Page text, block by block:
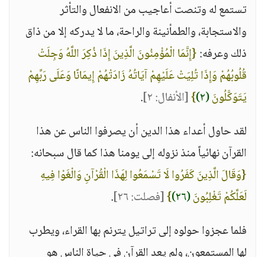
تستمع له وتنصت أعاجيب من الانفعال والتأثر
والاستجابة، والطمأنينة والراحة، ما لا يدركه إلا من ذاق
ذلك وعرفه:{إِنَّمَا الْمُؤْمِنُونَ الَّذِينَ إِذَا ذُكِرَ اللَّهُ وَجِلَتْ
قُلُوبُهُمْ وَإِذَا تُلِيَتْ عَلَيْهِمْ آيَاتُهُ زَادَتْهُمْ إِيمَانًا وَعَلَى رَبِّهِمْ
يَتَوَكَّلُونَ(٢) }[الأنفال: ٢]
.
لقد حاول أعداء هذا الدين أن يصرفوا الناس عن هذا
القرآن نهائياً منذ نزوله إلى يومنا هذا كما قال سبحانه:
{وَقَالَ الَّذِينَ كَفَرُوا لَا تَسْمَعُوا لِهَذَا الْقُرْآنِ وَالْغَوْا فِيهِ
لَعَلَّكُمْ تَغْلِبُونَ(٢٦) }[فصلت: ٢٦]
.
فلما عجزوا حولوه إلى تراتيل يترنم بها القراء، ويطرب